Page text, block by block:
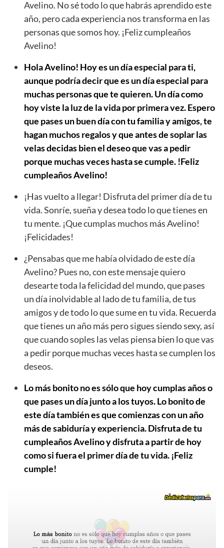
Avelino. No sé todo lo que habrás aprendido este
año, pero cada experiencia nos transforma en las
personas que somos hoy. ¡Feliz cumpleaños
Avelino!
Hola Avelino! Hoy es un día especial para ti,
aunque podría decir que es un día especial para
muchas personas que te quieren. Un día como
hoy viste la luz de la vida por primera vez. Espero
que pases un buen día con tu familia y amigos, te
hagan muchos regalos y que antes de soplar las
velas decidas bien el deseo que vas a pedir
porque muchas veces hasta se cumple. !Feliz
cumpleaños Avelino!
¡Has vuelto a llegar! Disfruta del primer día de tu
vida. Sonríe, sueña y desea todo lo que tienes en
tu mente. ¡Que cumplas muchos más Avelino!
¡Felicidades!
¿Pensabas que me había olvidado de este día
Avelino? Pues no, con este mensaje quiero
desearte toda la felicidad del mundo, que pases
un día inolvidable al lado de tu familia, de tus
amigos y de todo lo que sume en tu vida. Recuerda
que tienes un año más pero sigues siendo sexy, así
que cuando soples las velas piensa bien lo que vas
a pedir porque muchas veces hasta se cumplen los
deseos.
Lo más bonito no es sólo que hoy cumplas años o
que pases un día junto a los tuyos. Lo bonito de
este día también es que comienzas con un año
más de sabiduría y experiencia. Disfruta de tu
cumpleaños Avelino y disfruta a partir de hoy
como si fuera el primer día de tu vida. ¡Feliz
cumple!